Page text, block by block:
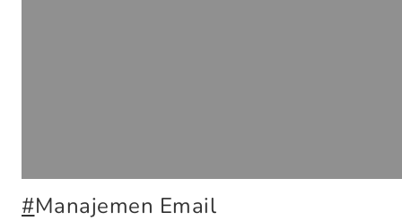
#Manajemen Email